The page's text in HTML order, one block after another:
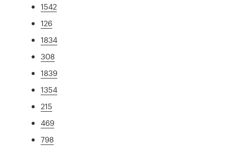
1542
126
1834
308
1839
1354
215
469
798